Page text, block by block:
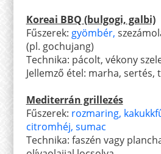
Koreai BBQ (bulgogi, galbi)
Fűszerek: gyömbér,
(pl. gochujang)
Technika: pácolt, vékony
Jellemző étel: marha, sertés,
Mediterrán grillezés
Fűszerek: rozmaring,
citromhéj, sumac
Technika: faszén vagy